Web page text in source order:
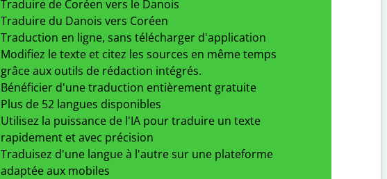
Traduire de Coréen vers le Danois
Traduire du Danois vers Coréen
Traduction en ligne, sans télécharger d'application
Modifiez le texte et citez les sources en même temps
grâce aux outils de rédaction intégrés.
Bénéficier d'une traduction entièrement gratuite
Plus de 52 langues disponibles
Utilisez la puissance de l'IA pour traduire un texte
rapidement et avec précision
Traduisez d'une langue à l'autre sur une plateforme
adaptée aux mobiles